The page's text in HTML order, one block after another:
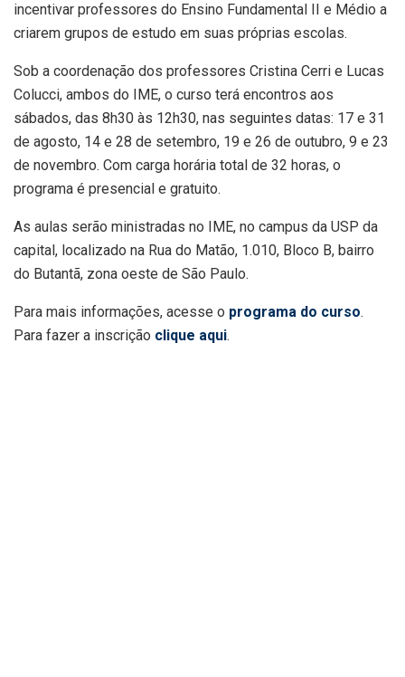
incentivar professores do Ensino Fundamental II e Médio a
criarem grupos de estudo em suas próprias escolas.
Sob a coordenação dos professores Cristina Cerri e Lucas
Colucci, ambos do IME, o curso terá encontros aos
sábados, das 8h30 às 12h30, nas seguintes datas: 17 e 31
de agosto, 14 e 28 de setembro, 19 e 26 de outubro, 9 e 23
de novembro. Com carga horária total de 32 horas, o
programa é presencial e gratuito.
As aulas serão ministradas no IME, no campus da USP da
capital, localizado na Rua do Matão, 1.010, Bloco B, bairro
do Butantã, zona oeste de São Paulo.
Para mais informações, acesse o programa do curso.
Para fazer a inscrição clique aqui.